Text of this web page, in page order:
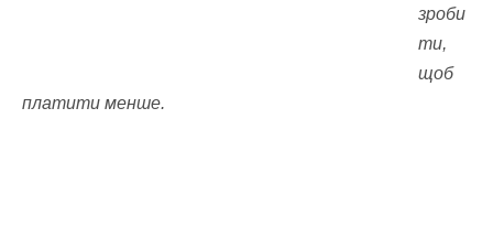
зроби
ти,
щоб
платити менше.